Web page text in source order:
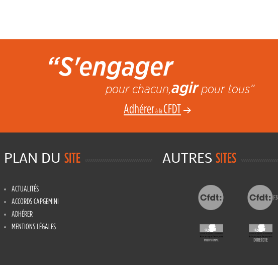
“S'engager
pour chacun,agirpour tous”
Adhérerà laCFDT
PLAN DU SITE
ACTUALITÉS
ACCORDS CAPGEMINI
ADHÉRER
MENTIONS LÉGALES
AUTRES SITES